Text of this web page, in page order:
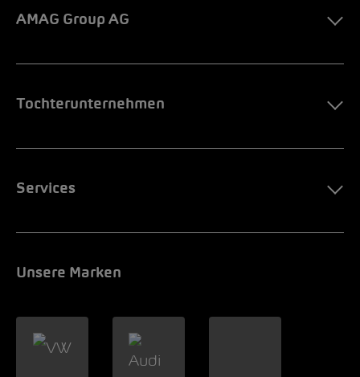
AMAG Group AG
Tochterunternehmen
Services
Unsere Marken